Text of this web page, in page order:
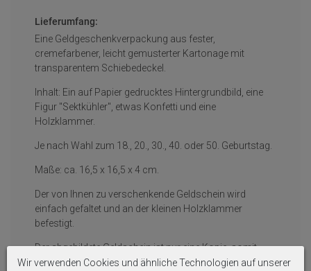
Lieferumfang:
Eine Geldgeschenkverpackung aus fester,
cremefarbener, leicht gemusterter Kartonage mit
transparentem Schiebedeckel.
Inhalt: Ein auf Papier gedrucktes Hintergrundbild, eine
Figur "Sektkühler", etwas Konfetti und eine
Holzklammer.
Je nach Wahl zum 18., 20., 30., 40. oder 50. Geburtstag.
Maße: ca. 16,5 x 16,5 x 4 cm.
Der von Ihnen zu verschenkende Geldschein wird
einfach gefaltet und an der kleinen Holzklammer
befestigt.
Der abgebildete Geldschein ist nur eine Kopie, somit
wertlos und wird nicht mit geschickt!
Wir verwenden Cookies und ähnliche Technologien auf unserer